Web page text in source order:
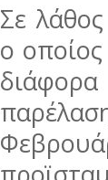
Σε
ο